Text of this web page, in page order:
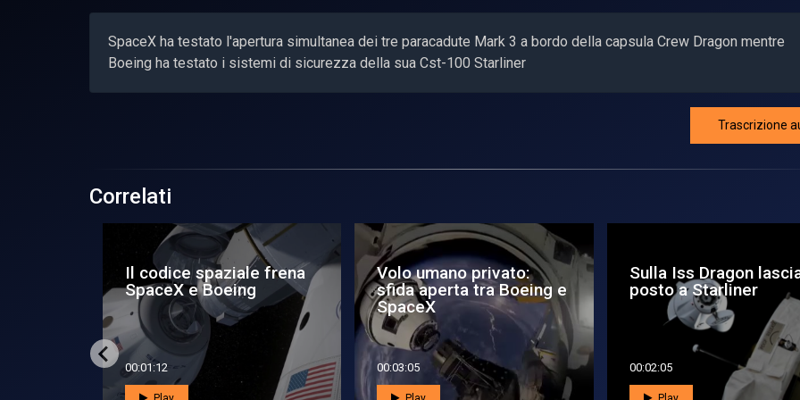
SpaceX ha testato l'apertura simultanea dei tre paracadute Mark 3 a bordo della capsula Crew Dragon mentre
Boeing ha testato i sistemi di sicurezza della sua Cst-100 Starliner
Trascrizione
Correlati
Nello spazio a testa in
giù #1
00:05:01
Nello spazio a testa in
giù #2
00:04:40
Sono rientrati a Terra
astronauti Starliner
bloc...
00:01:38